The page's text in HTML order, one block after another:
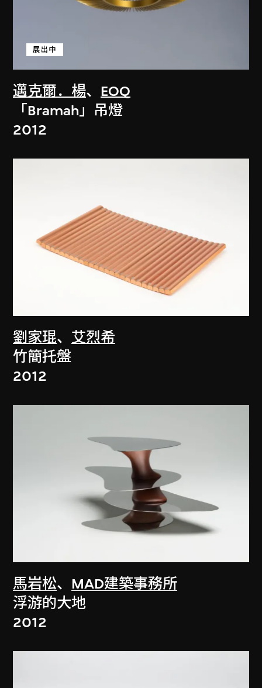
邁克爾．楊、 EOQ
展出中
「Bramah」吊燈
2012
劉家琨、 艾烈希
竹簡托盤
2012
馬岩松、 MAD建築事務所
浮游的大地
2012